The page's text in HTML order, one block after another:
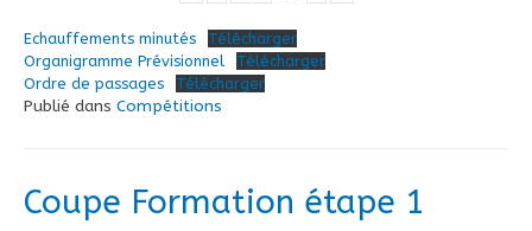
Echauffements minutés
Télécharger
Organigramme Prévisionnel
Télécharger
Ordre de passages
Télécharger
Publié dans Compétitions
Coupe Formation étape 1